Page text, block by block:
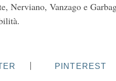
Nerviano, Vanzago e
PINTEREST